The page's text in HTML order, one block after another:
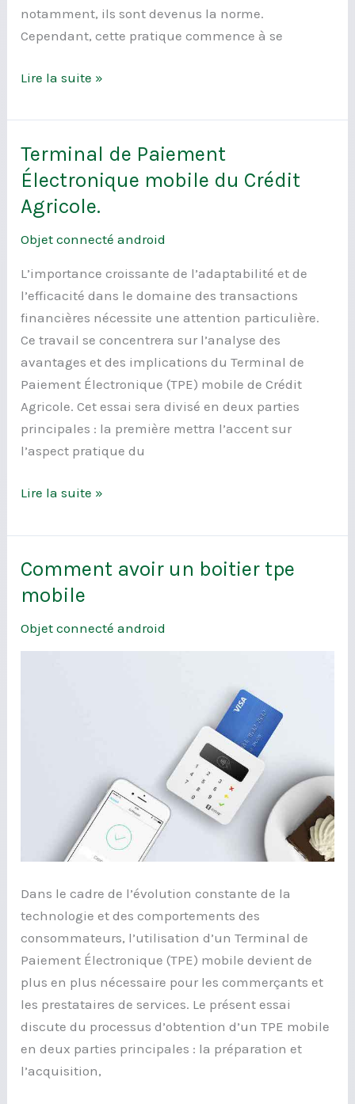
notamment, ils sont devenus la norme.
Cependant, cette pratique commence à se
Lire la suite »
Terminal de Paiement
Électronique mobile du Crédit
Agricole.
Objet connecté android
L’importance croissante de l’adaptabilité et de
l’efficacité dans le domaine des transactions
financières nécessite une attention particulière.
Ce travail se concentrera sur l’analyse des
avantages et des implications du Terminal de
Paiement Électronique (TPE) mobile de Crédit
Agricole. Cet essai sera divisé en deux parties
principales : la première mettra l’accent sur
l’aspect pratique du
Terminal
de
Paiement
Électronique
mobile
Crédit
Lire la suite »
Comment avoir un boitier tpe
mobile
Objet connecté android
Dans le cadre de l’évolution constante de la
technologie et des comportements des
consommateurs, l’utilisation d’un Terminal de
Paiement Électronique (TPE) mobile devient de
plus en plus nécessaire pour les commerçants et
les prestataires de services. Le présent essai
discute du processus d’obtention d’un TPE mobile
en deux parties principales : la préparation et
l’acquisition,
Comment
avoir
boitier
tpe